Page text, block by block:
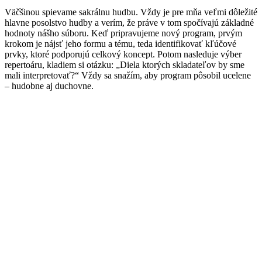
Väčšinou spievame sakrálnu hudbu. Vždy je pre mňa veľmi dôležité
hlavne posolstvo hudby a verím, že práve v tom spočívajú základné
hodnoty nášho súboru. Keď pripravujeme nový program, prvým
krokom je nájsť jeho formu a tému, teda identifikovať kľúčové
prvky, ktoré podporujú celkový koncept. Potom nasleduje výber
repertoáru, kladiem si otázku: „Diela ktorých skladateľov by sme
mali interpretovať?“ Vždy sa snažím, aby program pôsobil ucelene
– hudobne aj duchovne.